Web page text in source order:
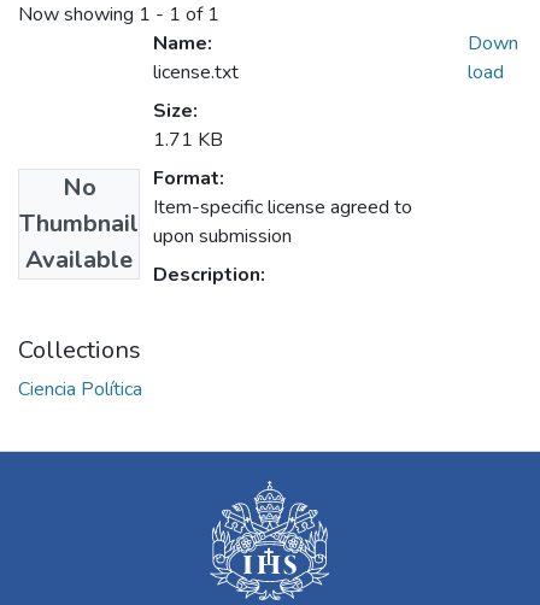
Now showing 1 - 1 of 1
No
Thumbnail
Available
Name:
license.txt
Size:
1.71 KB
Format:
Item-specific license agreed to
upon submission
Description:
Down
load
Collections
Ciencia Política